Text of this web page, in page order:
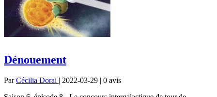
Dénouement
ParCécilia Dorai | 2022-03-29 | 0 avis